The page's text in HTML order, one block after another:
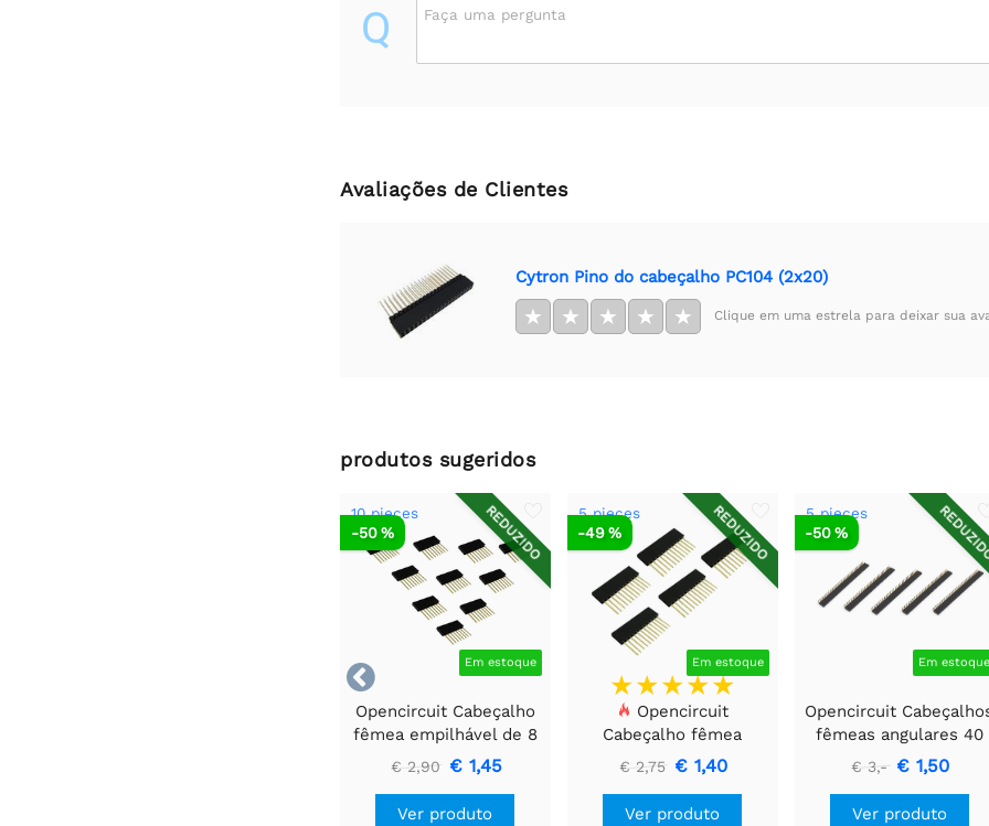
Q Faça uma pergunta
Avaliações de Clientes
Cytron Pino do cabeçalho PC104 (2x20)
★ ★ ★ ★ ★ Clique em uma estrela para deixar sua
produtos sugeridos

REDUZIDO
10 pieces
Em estoque
-50 %
Opencircuit Cabeçalho
fêmea empilhável de 8
pinos - 10 peças
€ 2,90 € 1,45
Ver produto
REDUZIDO
5 pieces
Em estoque
-49 %
Opencircuit
Cabeçalho fêmea
empilhável de 12 pinos
- 5 peças
€ 2,75 € 1,40
Ver produto
5 pieces
Em estoque
-50 %
Opencircuit
fêmeas angulares 40
pinos 2,54 mm - 5
peças
€ 3,- € 1,50
Ver produto